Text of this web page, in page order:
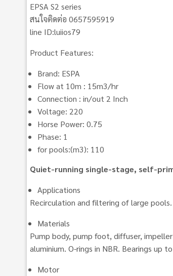
EPSA S2 series
สนใจติดต่อ 0657595919
line ID:luiios79
Product Features:
Brand: ESPA
Flow at 10m : 15m3/hr
Connection : in/out 2 Inch
Voltage: 220
Horse Power: 0.75
Phase: 1
for pools:(m3): 110
Quiet-running single-stage, self-
Applications
Recirculation and filtering of large pools.
Materials
Pump body, pump foot, diffuser,
aluminium. O-rings in NBR. Bearings up
Motor